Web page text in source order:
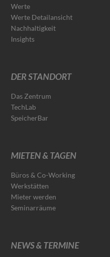
Werte
Werte Detailansicht
Nachhaltigkeit
Insights
DER STANDORT
Das Zentrum
TechLab
SpeicherBar
MIETEN & TAGEN
Büros & Co-Working
Werkstätten
Mieter werden
Seminarräume
NEWS & TERMINE